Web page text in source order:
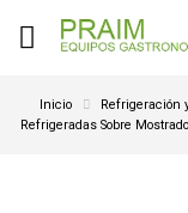
Inicio Refrigeración
Refrigeradas Sobre